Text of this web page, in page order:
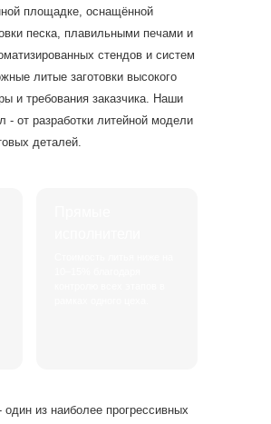
площадке, оснащённой
песка, плавильными печами и
стендов и систем
литые заготовки высокого
и требования заказчика. Наши
- от разработки литейной модели
деталей.
из наиболее прогрессивных